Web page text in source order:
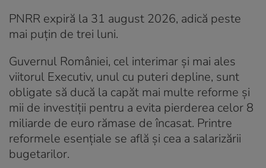
PNRR expiră la 31 august 2026, adică peste
mai puțin de trei luni.
Guvernul României, cel interimar și mai ales
viitorul Executiv, unul cu puteri depline, sunt
obligate să ducă la capăt mai multe reforme și
mii de investiții pentru a evita pierderea celor 8
miliarde de euro rămase de încasat. Printre
reformele esențiale se află și cea a salarizării
bugetarilor.